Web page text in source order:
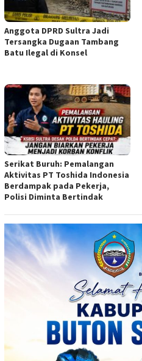
Anggota DPRD Sultra Jadi
Tersangka Dugaan Tambang
Batu Ilegal di Konsel
Serikat Buruh: Pemalangan
Aktivitas PT Toshida Indonesia
Berdampak pada Pekerja,
Polisi Diminta Bertindak